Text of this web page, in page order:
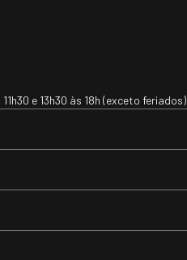
e 13h30 às 18h (exceto feriados)